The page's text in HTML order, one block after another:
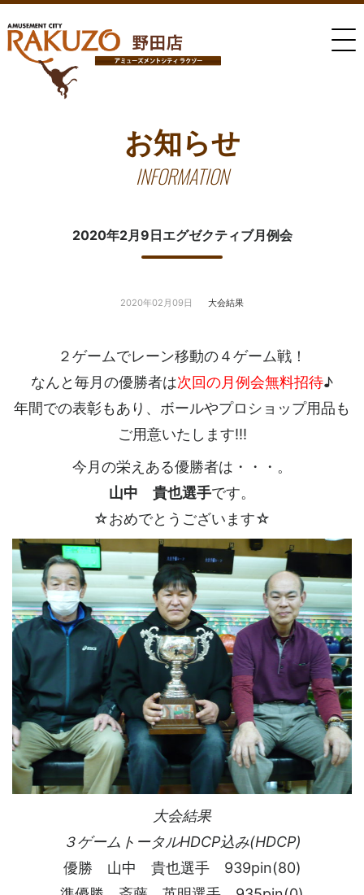
お知らせ
INFORMATION
2020年2月9日エグゼクティブ月例会
2020年02月09日 大会結果
２ゲームでレーン移動の４ゲーム戦！
なんと毎月の優勝者は次回の月例会無料招待♪
年間での表彰もあり、ボールやプロショップ用品も
ご用意いたします!!!
今月の栄えある優勝者は・・・。
山中 貴也選手です。
☆おめでとうございます☆
大会結果
３ゲームトータルHDCP込み(HDCP)
優勝 山中 貴也選手 939pin(80)